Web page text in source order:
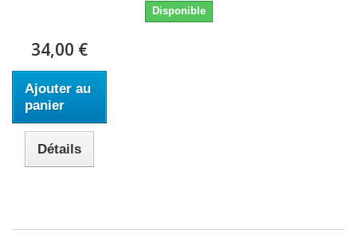
Disponible
34,00 €
Ajouter au
panier
Détails